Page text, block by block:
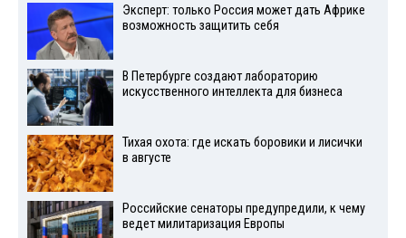
Эксперт: только Россия может дать Африке
возможность защитить себя
В Петербурге создают лабораторию
искусственного интеллекта для бизнеса
Тихая охота: где искать боровики и лисички
в августе
Российские сенаторы предупредили, к чему
ведет милитаризация Европы